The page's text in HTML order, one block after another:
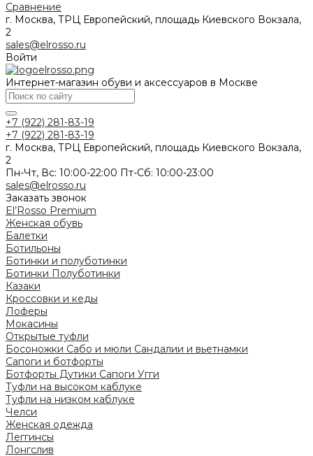
Сравнение
г. Москва, ТРЦ Европейский, площадь Киевского Вокзала,
2
sales@elrosso.ru
Войти
Интернет-магазин обуви и аксессуаров в Москве
+7 (922) 281-83-19
+7 (922) 281-83-19
г. Москва, ТРЦ Европейский, площадь Киевского Вокзала,
2
Пн-Чт, Вс: 10:00-22:00 Пт-Сб: 10:00-23:00
sales@elrosso.ru
Заказать звонок
El’Rosso Premium
Женская обувь
Балетки
Ботильоны
Ботинки и полуботинки
Ботинки Полуботинки
Казаки
Кроссовки и кеды
Лоферы
Мокасины
Открытые туфли
Босоножки Сабо и мюли Сандалии и вьетнамки
Сапоги и ботфорты
Ботфорты Дутики Сапоги Угги
Туфли на высоком каблуке
Туфли на низком каблуке
Челси
Женская одежда
Леггинсы
Лонгслив